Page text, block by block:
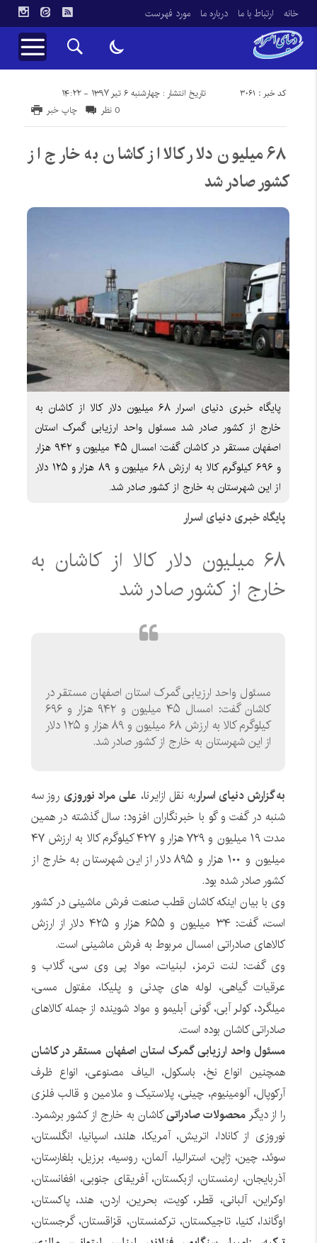
خانه ارتباط با ما درباره ما مورد فهرست
تاریخ انتشار : چهارشنبه ۶ تیر ۱۳۹۷ - ۱۴:۲۲ کد خبر : 3061
چاپ خبر 0 نظر
۶۸ میلیون دلار کالا از کاشان به خارج از
کشور صادر شد
پایگاه خبری دنیای اسرار ۶۸ میلیون دلار کالا از کاشان به
خارج از کشور صادر شد مسئول واحد ارزیابی گمرک استان
اصفهان مستقر در کاشان گفت: امسال ۴۵ میلیون و ۹۴۲ هزار
و ۶۹۶ کیلوگرم کالا به ارزش ۶۸ میلیون و ۸۹ هزار و ۱۲۵ دلار
از این شهرستان به خارج از کشور صادر شد.
پایگاه خبری دنیای اسرار
۶۸ میلیون دلار کالا از کاشان به
خارج از کشور صادر شد
مسئول واحد ارزیابی گمرک استان اصفهان مستقر در
کاشان گفت: امسال ۴۵ میلیون و ۹۴۲ هزار و ۶۹۶
کیلوگرم کالا به ارزش ۶۸ میلیون و ۸۹ هزار و ۱۲۵ دلار
از این شهرستان به خارج از کشور صادر شد.
به گزارش دنیای اسراربه نقل ازایرنا، علی مراد نوروزی روز سه
شنبه در گفت و گو با خبرنگاران افزود: سال گذشته در همین
مدت ۱۹ میلیون و ۷۲۹ هزار و ۴۲۷ کیلوگرم کالا به ارزش ۴۷
میلیون و ۱۰۰ هزار و ۸۹۵ دلار از این شهرستان به خارج از
کشور صادر شده بود.
وی با بیان اینکه کاشان قطب صنعت فرش ماشینی در کشور
است، گفت: ۳۴ میلیون و ۶۵۵ هزار و ۴۲۵ دلار از ارزش
کالاهای صادراتی امسال مربوط به فرش ماشینی است.
وی گفت: لنت ترمز، لبنیات، مواد پی وی سی، گلاب و
عرقیات گیاهی، لوله های چدنی و پلیکا، مفتول مسی،
میلگرد، کولر آبی، گونی آبلیمو و مواد شوینده از جمله کالاهای
صادراتی کاشان بوده است.
مسئول واحد ارزیابی گمرک استان اصفهان مستقر در کاشان
همچنین انواع نخ، باسکول، الیاف مصنوعی، انواع ظرف
آرکوپال، آلومینیوم، چینی، پلاستیک و ملامین و قالب فلزی
را از دیگر محصولات صادراتیکاشان به خارج از کشور برشمرد.
نوروزی از کانادا، اتریش، آمریکا، هلند، اسپانیا، انگلستان،
سوئد، چین، ژاپن، استرالیا، آلمان، روسیه، برزیل، بلغارستان،
آذربایجان، ارمنستان، ازبکستان، آفریقای جنوبی، افغانستان،
اوکراین، آلبانی، قطر، کویت، بحرین، اردن، هند، پاکستان،
اوگاندا، کنیا، تاجیکستان، ترکمنستان، قزاقستان، گرجستان،